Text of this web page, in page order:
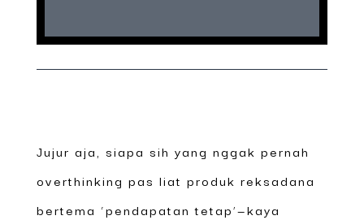
Jujur aja, siapa sih yang nggak pernah
overthinking pas liat produk reksadana
bertema ‘pendapatan tetap’—kaya